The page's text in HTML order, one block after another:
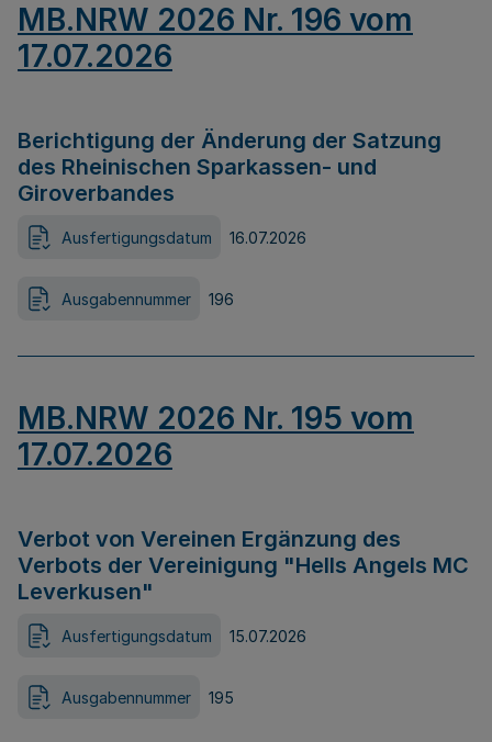
MB.NRW 2026 Nr. 196 vom
17.07.2026
Berichtigung der Änderung der Satzung
des Rheinischen Sparkassen- und
Giroverbandes
Ausfertigungsdatum 16.07.2026
Ausgabennummer 196
MB.NRW 2026 Nr. 195 vom
17.07.2026
Verbot von Vereinen Ergänzung des
Verbots der Vereinigung "Hells Angels MC
Leverkusen"
Ausfertigungsdatum 15.07.2026
Ausgabennummer 195